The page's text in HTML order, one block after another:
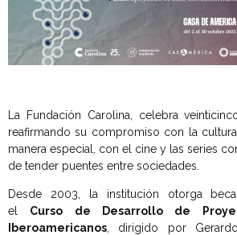
La Fundación Carolina, celebra
reafirmando su compromiso con la
manera especial, con el cine y las series
de tender puentes entre sociedades.
Desde 2003, la institución otorga
el Curso de Desarrollo de
Iberoamericanos , dirigido por